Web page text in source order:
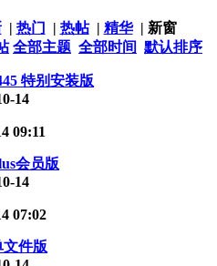
| 热门 | 热帖 | 精华 | 新窗
全部主题 全部时间 默认排序
特别安装版
14
09:11
会员版
14
07:02
文件版